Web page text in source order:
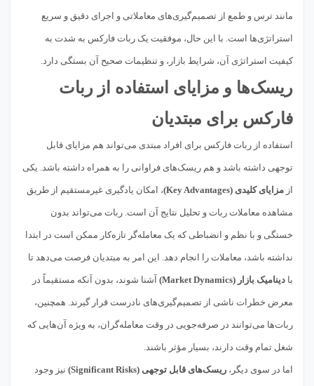
مانند ترس و طمع از تصمیم‌گیری‌های معاملاتی و اجرای دقیق و سریع
استراتژی‌ها است. با این حال، موفقیت یک ربات فارکس به شدت به
کیفیت استراتژی آن، شرایط بازار، و تنظیمات صحیح آن بستگی دارد.
ریسک‌ها و مزایای استفاده از ربات
فارکس برای مبتدیان
استفاده از ربات فارکس برای افراد مبتدی می‌تواند هم مزایای قابل
توجهی داشته باشد و هم ریسک‌های فراوانی را به همراه داشته باشد. یکی
از مزایای کلیدی (Key Advantages) ، امکان یادگیری غیرمستقیم از طریق
مشاهده معاملات ربات و تحلیل نتایج آن است. ربات می‌تواند بدون
خستگی و با نظم و انضباطی که یک معامله‌گر تازه‌کار ممکن است در ابتدا
نداشته باشد، معاملات را انجام دهد. این امر به مبتدیان فرصت می‌دهد تا
با دینامیک بازار (Market Dynamics) آشنا شوند، بدون آنکه مستقیماً در
معرض خطرات ناشی از تصمیم‌گیری‌های نادرست قرار گیرند. همچنین،
ربات‌ها می‌توانند در صرفه‌جویی در وقت معامله‌گران، به ویژه آن‌هایی که
شغل تمام وقت دارند، بسیار مؤثر باشند.
اما در سوی دیگر، ریسک‌های قابل توجهی (Significant Risks) نیز وجود